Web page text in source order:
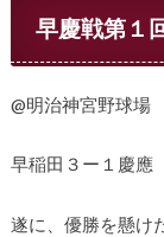
早慶戦第１
@明治神宮野球場
早稲田３ー１慶應
遂に、優勝を懸け